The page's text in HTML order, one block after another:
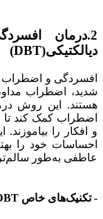
2.درمان
دیالکتیکی(DBT)
افسردگی و اضطراب
شدید، اضطراب
هستند. این روش
اضطراب کمک کند تا
و افکار را
احساسات خود را
عاطفی به‌طور
- تکنیک‌های خاص DBT برای کاهش اضطراب